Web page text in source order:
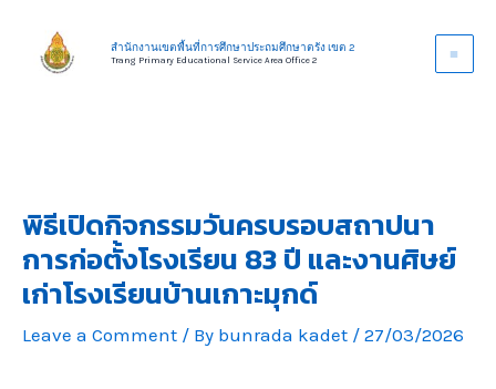
content
สำนักงานเขตพื้นที่การศึกษาประถมศึกษาตรัง เขต 2
Trang Primary Educational Service Area Office 2
พิธีเปิดกิจกรรมวันครบรอบสถาปนา
การก่อตั้งโรงเรียน 83 ปี และงานศิษย์
เก่าโรงเรียนบ้านเกาะมุกด์
Leave a Comment / By bunrada kadet / 27/03/2026